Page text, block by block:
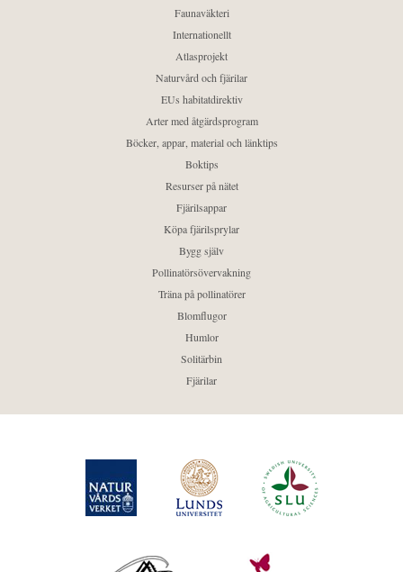
Faunaväkteri
Internationellt
Atlasprojekt
Naturvård och fjärilar
EUs habitatdirektiv
Arter med åtgärdsprogram
Böcker, appar, material och länktips
Boktips
Resurser på nätet
Fjärilsappar
Köpa fjärilsprylar
Bygg själv
Pollinatörsövervakning
Träna på pollinatörer
Blomflugor
Humlor
Solitärbin
Fjärilar